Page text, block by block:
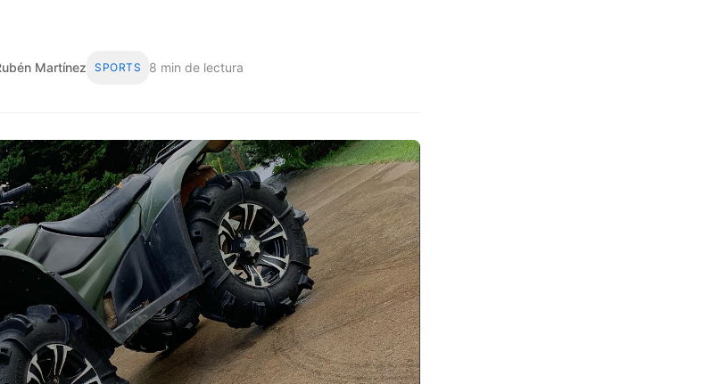
Martínez SPORTS 8 min de lectura